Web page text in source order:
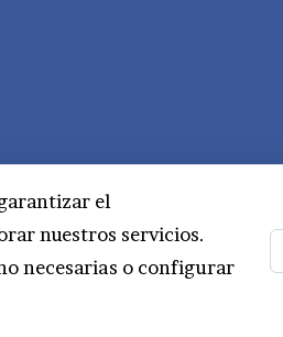
el
nuestros servicios.
necesarias o configurar